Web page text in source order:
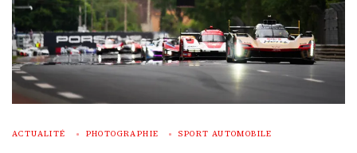
ACTUALITÉ PHOTOGRAPHIE SPORT AUTOMOBILE